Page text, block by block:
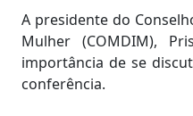
A presidente do
Mulher (COMDIM),
importância de se
conferência.